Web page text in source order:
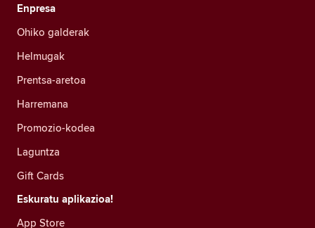
Enpresa
Ohiko galderak
Helmugak
Prentsa-aretoa
Harremana
Promozio-kodea
Laguntza
Gift Cards
Eskuratu aplikazioa!
App Store